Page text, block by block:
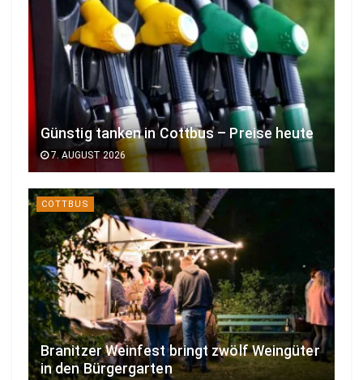
Günstig tanken in Cottbus – Preise heute
7. AUGUST 2026
COTTBUS
Branitzer Weinfest bringt zwölf Weingüter
in den Bürgergarten